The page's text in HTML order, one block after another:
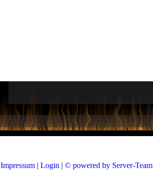
Impressum | Login | © powered by Server-Team